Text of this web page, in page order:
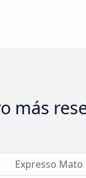
más
Expresso